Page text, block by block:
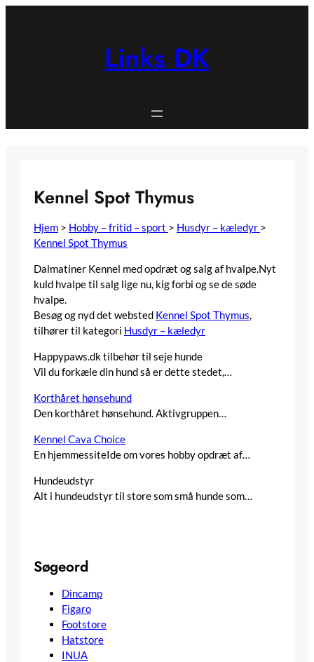
Links DK
Kennel Spot Thymus
Hjem > Hobby – fritid – sport > Husdyr – kæledyr >
Kennel Spot Thymus
Dalmatiner Kennel med opdræt og salg af hvalpe.Nyt
kuld hvalpe til salg lige nu, kig forbi og se de søde
hvalpe.
Besøg og nyd det websted Kennel Spot Thymus
tilhører til kategori Husdyr – kæledyr
Happypaws.dk tilbehør til seje hunde
Vil du forkæle din hund så er dette stedet,…
Korthåret hønsehund
Den korthåret hønsehund. Aktivgruppen…
Kennel Cava Choice
En hjemmessiteIde om vores hobby opdræt af…
Hundeudstyr
Alt i hundeudstyr til store som små hunde som…
Søgeord
Dincamp
Figaro
Footstore
Hatstore
INUA